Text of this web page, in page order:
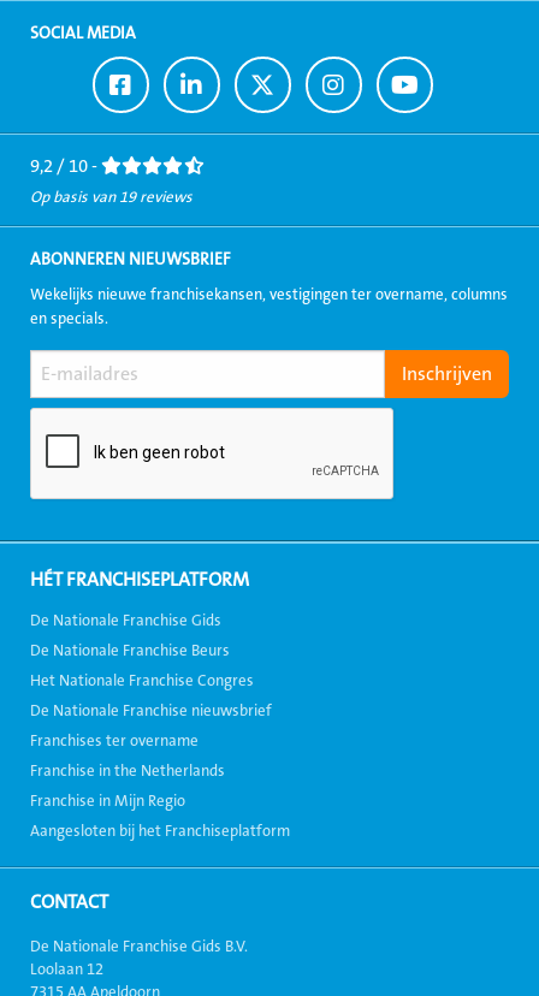
SOCIAL MEDIA
Ga
naar
Facebook
Ga
naar
LinkedIn
Ga
naar
Twitter
Ga
naar
Instagram
Ga
naar
Youtube
9,2 / 10 -
Op basis van 19 reviews
ABONNEREN NIEUWSBRIEF
Wekelijks nieuwe franchisekansen, vestigingen ter overname, columns
en specials.
HÉT FRANCHISEPLATFORM
De Nationale Franchise Gids
De Nationale Franchise Beurs
Het Nationale Franchise Congres
De Nationale Franchise nieuwsbrief
Franchises ter overname
Franchise in the Netherlands
Franchise in Mijn Regio
Aangesloten bij het Franchiseplatform
CONTACT
De Nationale Franchise Gids B.V.
Loolaan 12
7315 AA Apeldoorn